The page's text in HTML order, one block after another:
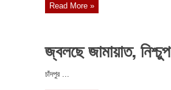
Read More »
জ্বলছে জামায়াত,
চাঁদপুর ...